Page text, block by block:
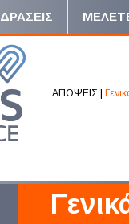
ΔΡΑΣΕΙΣ
ΑΠΟΨΕΙΣ